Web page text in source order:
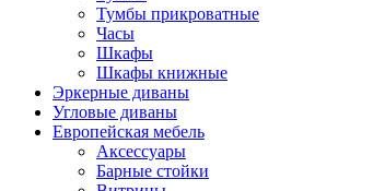
Тумбы прикроватные
Часы
Шкафы
Шкафы книжные
Эркерные диваны
Угловые диваны
Европейская мебель
Аксессуары
Барные стойки